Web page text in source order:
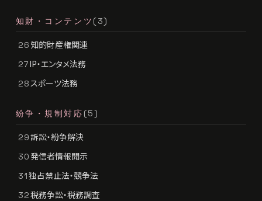
知財・コンテンツ (3)
26 知的財産権関連
27IP・エンタメ法務
28 スポーツ法務
紛争・規制対応 (5)
29訴訟・紛争解決
30 発信者情報開示
31独占禁止法・競争法
32税務争訟・税務調査